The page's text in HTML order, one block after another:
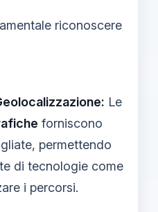
riconoscere
Le
forniscono
permettendo
di tecnologie come
i percorsi.